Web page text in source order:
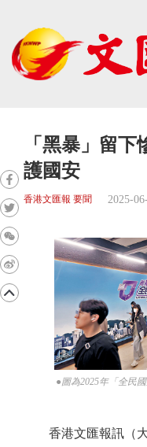
「黑暴」留
護國安
香港文匯報 要聞 2025-
●圖為2025年「全民
香港文匯報訊（大